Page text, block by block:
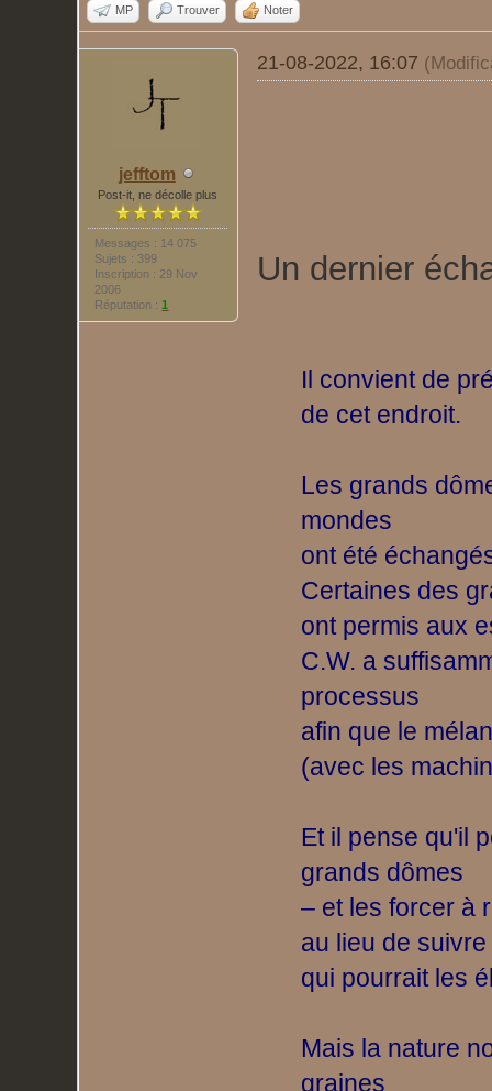
MP Trouver Noter
jefftom
Post-it, ne décolle plus
Messages : 14 075
Sujets : 399
Inscription : 29 Nov
2006
Réputation :1
21-08-2022, 16:07
Un dernier
Il convient de
de cet endroit.
Les grands
mondes
ont été
Certaines des
ont permis aux
C.W. a
processus
afin que le
(avec les
Et il pense qu'il
grands dômes
– et les forcer à
au lieu de
qui pourrait les
Mais la nature
graines